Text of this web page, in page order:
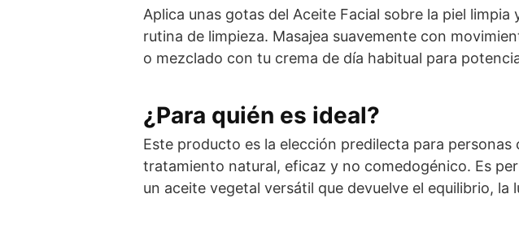
Aplica unas gotas del Aceite Facial sobre la piel
rutina de limpieza. Masajea suavemente con
o mezclado con tu crema de día habitual para
¿Para quién es ideal?
Este producto es la elección predilecta para
tratamiento natural, eficaz y no comedogénico. Es
un aceite vegetal versátil que devuelve el equilibrio,